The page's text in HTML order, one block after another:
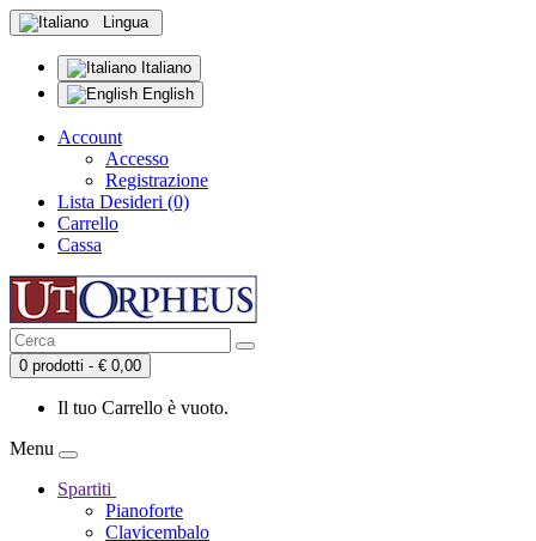
Lingua
Italiano
English
Account
Accesso
Registrazione
Lista Desideri (0)
Carrello
Cassa
0 prodotti - € 0,00
Il tuo Carrello è vuoto.
Menu
Spartiti
Pianoforte
Clavicembalo